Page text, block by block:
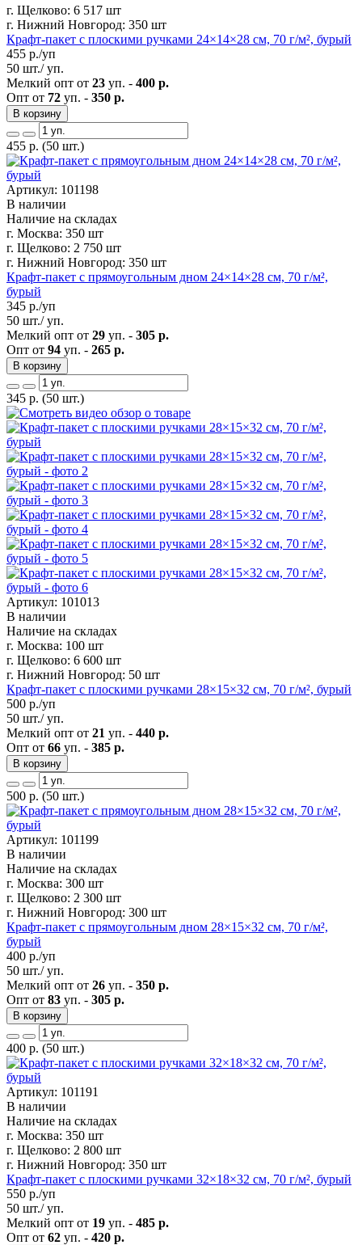
г. Щелково: 6 517 шт
г. Нижний Новгород: 350 шт
Крафт-пакет с плоскими ручками 24×14×28 см, 70 г/м², бурый
455 р./уп
50 шт./ уп.
Мелкий опт от 23 уп. - 400 р.
Опт от 72 уп. - 350 р.
В корзину
455 р. (50 шт.)
Артикул: 101198
В наличии
Наличие на складах
г. Москва: 350 шт
г. Щелково: 2 750 шт
г. Нижний Новгород: 350 шт
Крафт-пакет с прямоугольным дном 24×14×28 см, 70 г/м²,
бурый
345 р./уп
50 шт./ уп.
Мелкий опт от 29 уп. - 305 р.
Опт от 94 уп. - 265 р.
В корзину
345 р. (50 шт.)
Артикул: 101013
В наличии
Наличие на складах
г. Москва: 100 шт
г. Щелково: 6 600 шт
г. Нижний Новгород: 50 шт
Крафт-пакет с плоскими ручками 28×15×32 см, 70 г/м², бурый
500 р./уп
50 шт./ уп.
Мелкий опт от 21 уп. - 440 р.
Опт от 66 уп. - 385 р.
В корзину
500 р. (50 шт.)
Артикул: 101199
В наличии
Наличие на складах
г. Москва: 300 шт
г. Щелково: 2 300 шт
г. Нижний Новгород: 300 шт
Крафт-пакет с прямоугольным дном 28×15×32 см, 70 г/м²,
бурый
400 р./уп
50 шт./ уп.
Мелкий опт от 26 уп. - 350 р.
Опт от 83 уп. - 305 р.
В корзину
400 р. (50 шт.)
Артикул: 101191
В наличии
Наличие на складах
г. Москва: 350 шт
г. Щелково: 2 800 шт
г. Нижний Новгород: 350 шт
Крафт-пакет с плоскими ручками 32×18×32 см, 70 г/м², бурый
550 р./уп
50 шт./ уп.
Мелкий опт от 19 уп. - 485 р.
Опт от 62 уп. - 420 р.